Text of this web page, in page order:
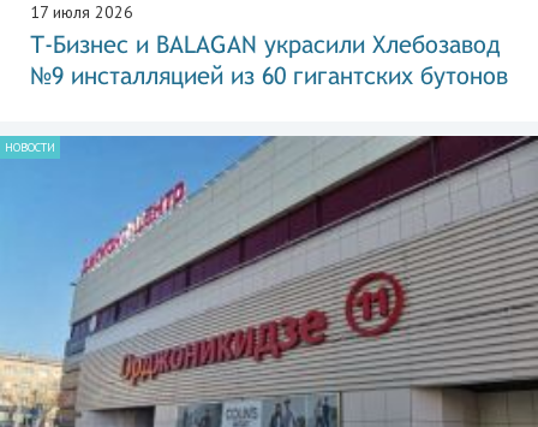
17 июля 2026
Т-Бизнес и BALAGAN украсили Хлебозавод
№9 инсталляцией из 60 гигантских бутонов
НОВОСТИ